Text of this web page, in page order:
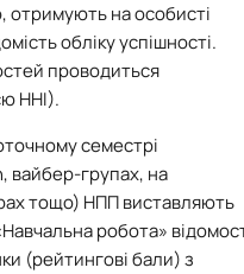
отримують на особисті
обліку успішності.
проводиться
ННІ).
семестрі
вайбер-групах, на
тощо) НПП виставляють
робота»
(рейтингові бали) з